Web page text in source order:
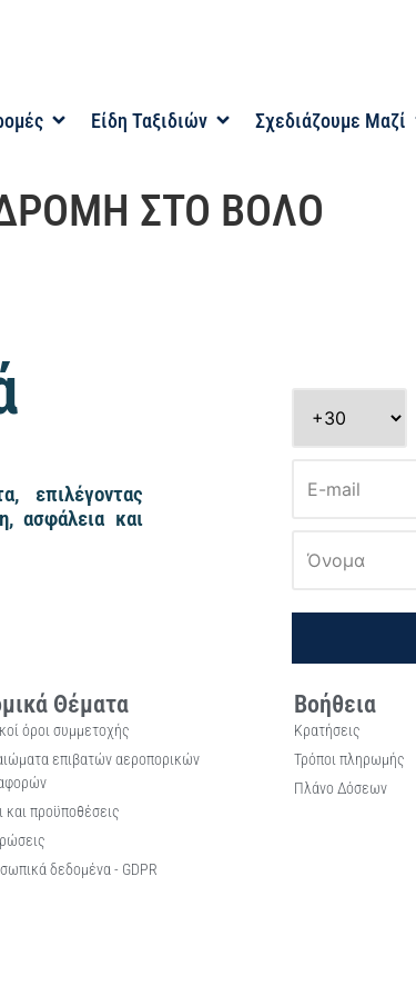
Είδη Ταξιδιών Σχεδιάζουμε Μαζί
ΣΤΟ ΒΟΛΟ
επιλέγοντας
ασφάλεια και
Θέματα
όροι συμμετοχής
επιβατών αεροπορικών
και προϋποθέσεις
δεδομένα - GDPR
Βοήθεια
Κρατήσεις
Τρόποι πληρωμής
Πλάνο Δόσεων